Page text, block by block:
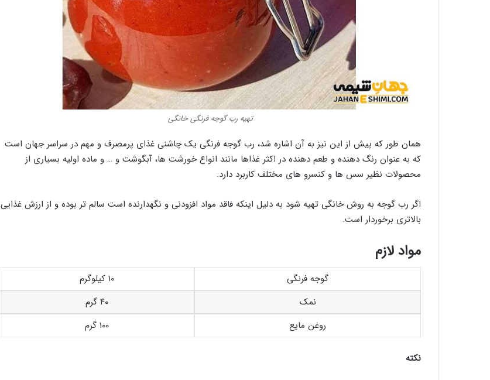
تهیه رب گوجه فرنگی خانگی
همان طور که پیش از این نیز به آن اشاره شد، رب گوجه فرنگی یک چاشنی غذای پرمصرف و مهم در سراسر جهان است
که به عنوان رنگ دهنده و طعم دهنده در اکثر غذاها مانند انواع خورشت ها، آبگوشت و … و ماده اولیه بسیاری از
محصولات نظیر سس ها و کنسرو های مختلف کاربرد دارد.
اگر رب گوجه به روش خانگی تهیه شود به دلیل اینکه فاقد مواد افزودنی و نگهدارنده است سالم تر بوده و از ارزش غذایی
بالاتری برخوردار است.
مواد لازم
گوجه فرنگی
۱۰ کیلوگرم
نمک
۴۰ گرم
روغن مایع
۱۰۰ گرم
نکته